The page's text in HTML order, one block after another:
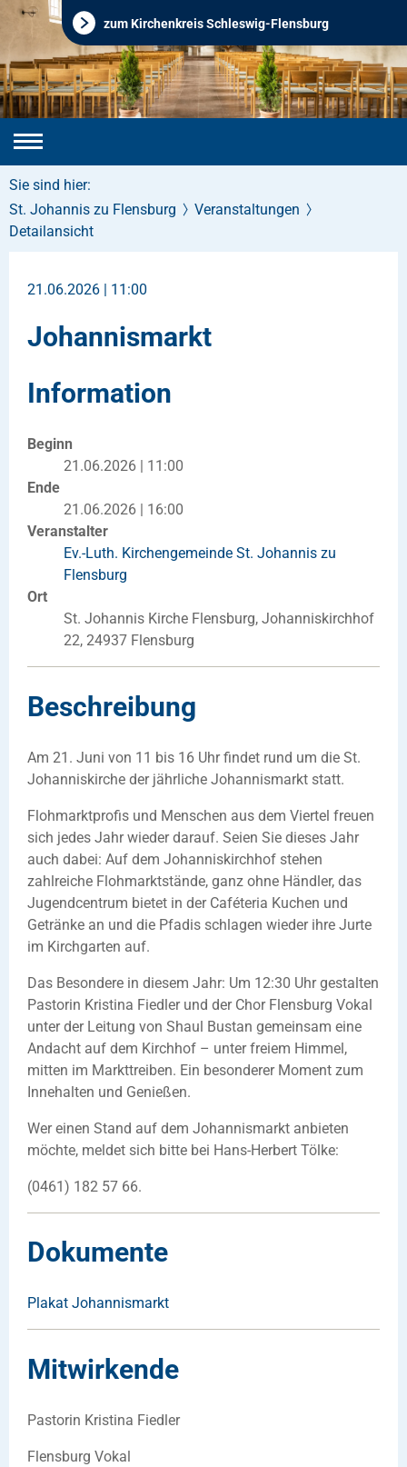
zum Kirchenkreis Schleswig-Flensburg
Sie sind hier:
St. Johannis zu Flensburg
Veranstaltungen
Detailansicht
21.06.2026 | 11:00
Johannismarkt
Information
Beginn
21.06.2026 | 11:00
Ende
21.06.2026 | 16:00
Veranstalter
Ev.-Luth. Kirchengemeinde St. Johannis zu
Flensburg
Ort
St. Johannis Kirche Flensburg, Johanniskirchhof
22, 24937 Flensburg
Beschreibung
Am 21. Juni von 11 bis 16 Uhr findet rund um die St.
Johanniskirche der jährliche Johannismarkt statt.
Flohmarktprofis und Menschen aus dem Viertel freuen
sich jedes Jahr wieder darauf. Seien Sie dieses Jahr
auch dabei: Auf dem Johanniskirchhof stehen
zahlreiche Flohmarktstände, ganz ohne Händler, das
Jugendcentrum bietet in der Caféteria Kuchen und
Getränke an und die Pfadis schlagen wieder ihre Jurte
im Kirchgarten auf.
Das Besondere in diesem Jahr: Um 12:30 Uhr gestalten
Pastorin Kristina Fiedler und der Chor Flensburg Vokal
unter der Leitung von Shaul Bustan gemeinsam eine
Andacht auf dem Kirchhof – unter freiem Himmel,
mitten im Markttreiben. Ein besonderer Moment zum
Innehalten und Genießen.
Wer einen Stand auf dem Johannismarkt anbieten
möchte, meldet sich bitte bei Hans-Herbert Tölke:
(0461) 182 57 66.
Dokumente
Plakat Johannismarkt
Mitwirkende
Pastorin Kristina Fiedler
Flensburg Vokal